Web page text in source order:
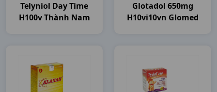
Telyniol Day Time
H100v Thành Nam
Glotadol 650mg
H10vi10vn Glomed